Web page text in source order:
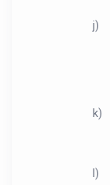
j)
k)
l)